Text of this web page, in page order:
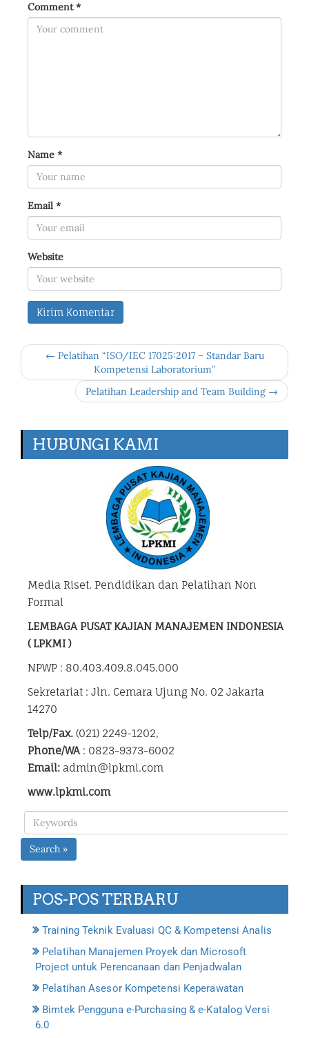
Comment*
Name *
Email *
Website
← Pelatihan “ISO/IEC 17025:2017 – Standar Baru
Kompetensi Laboratorium”
Pelatihan Leadership and Team Building →
HUBUNGI KAMI
Media Riset, Pendidikan dan Pelatihan Non
Formal
LEMBAGA PUSAT KAJIAN MANAJEMEN INDONESIA
( LPKMI )
NPWP : 80.403.409.8.045.000
Sekretariat : Jln. Cemara Ujung No. 02 Jakarta
14270
Telp/Fax. (021) 2249-1202,
Phone/WA: 0823-9373-6002
Email: admin@lpkmi.com
www.lpkmi.com
Search »
POS-POS TERBARU
Training Teknik Evaluasi QC & Kompetensi Analis
Pelatihan Manajemen Proyek dan Microsoft
Project untuk Perencanaan dan Penjadwalan
Pelatihan Asesor Kompetensi Keperawatan
Bimtek Pengguna e-Purchasing & e-Katalog Versi
6.0